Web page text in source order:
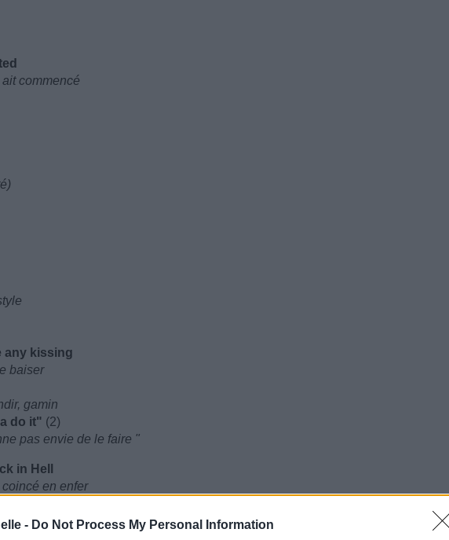
- Do Not Process My Personal Information
commencé
any kissing
baiser
gamin
do it" (2)
pas envie de le faire "
in Hell
en enfer
Mel